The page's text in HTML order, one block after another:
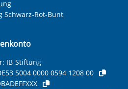
Schwarz-Rot-Bunt
IB-Stiftung
5004 0000 0594 1208 00